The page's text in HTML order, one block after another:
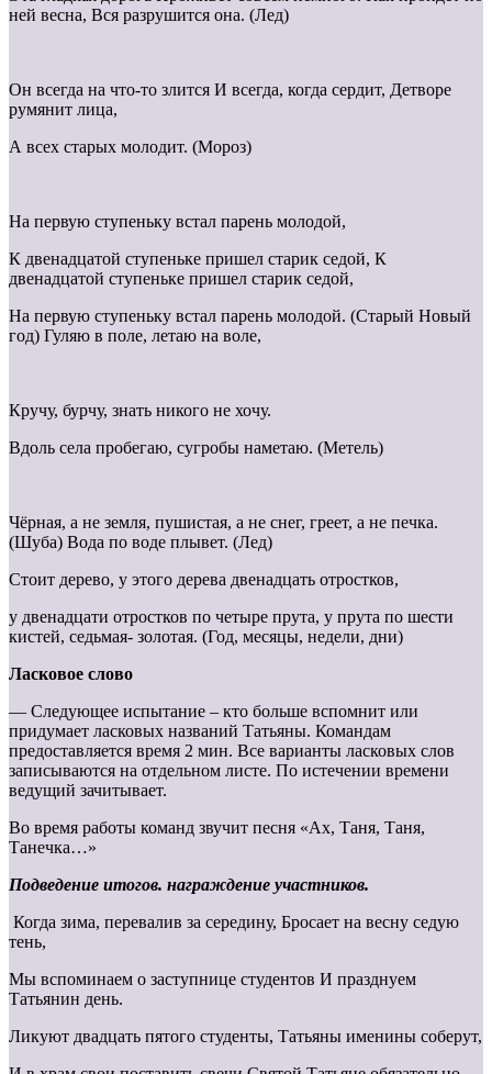
ней весна, Вся разрушится она. (Лед)
Он всегда на что-то злится И всегда, когда сердит, Детворе
румянит лица,
А всех старых молодит. (Мороз)
На первую ступеньку встал парень молодой,
К двенадцатой ступеньке пришел старик седой, К
двенадцатой ступеньке пришел старик седой,
На первую ступеньку встал парень молодой. (Старый Новый
год) Гуляю в поле, летаю на воле,
Кручу, бурчу, знать никого не хочу.
Вдоль села пробегаю, сугробы наметаю. (Метель)
Чёрная, а не земля, пушистая, а не снег, греет, а не печка.
(Шуба) Вода по воде плывет. (Лед)
Стоит дерево, у этого дерева двенадцать отростков,
у двенадцати отростков по четыре прута, у прута по шести
кистей, седьмая- золотая. (Год, месяцы, недели, дни)
Ласковое слово
— Следующее испытание – кто больше вспомнит или
придумает ласковых названий Татьяны. Командам
предоставляется время 2 мин. Все варианты ласковых слов
записываются на отдельном листе. По истечении времени
ведущий зачитывает.
Во время работы команд звучит песня «Ах, Таня, Таня,
Танечка…»
Подведение итогов. награждение участников.
Когда зима, перевалив за середину, Бросает на весну седую
тень,
Мы вспоминаем о заступнице студентов И празднуем
Татьянин день.
Ликуют двадцать пятого студенты, Татьяны именины соберут,